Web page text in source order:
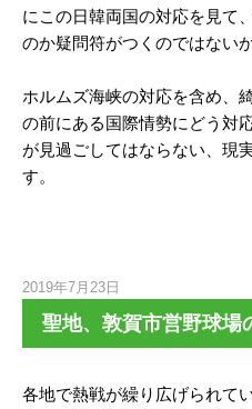
にこの日韓両国の対応を見て
のか疑問符がつくのではない
ホルムズ海峡の対応を含め、
の前にある国際情勢にどう対
が見過ごしてはならない、現
す。
2019年7月23日
聖地、敦賀市営野球場
各地で熱戦が繰り広げられて